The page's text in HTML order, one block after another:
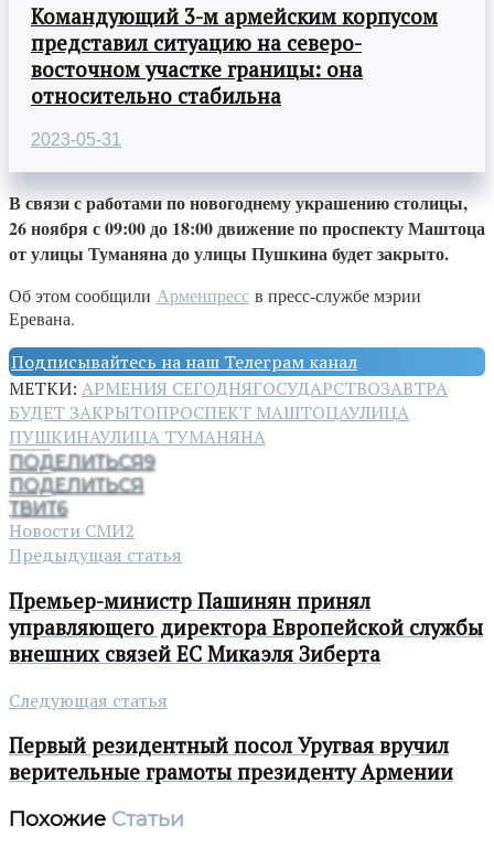
Командующий 3-м армейским корпусом
представил ситуацию на северо-
восточном участке границы: она
относительно стабильна
2023-05-31
В связи с работами по новогоднему украшению столицы,
26 ноября с 09:00 до 18:00 движение по проспекту Маштоца
от улицы Туманяна до улицы Пушкина будет закрыто.
Об этом сообщили Арменпресс в пресс-службе мэрии
Еревана.
Подписывайтесь на наш Телеграм канал
МЕТКИ: АРМЕНИЯ СЕГОДНЯГОСУДАРСТВОЗАВТРА
БУДЕТ ЗАКРЫТОПРОСПЕКТ МАШТОЦАУЛИЦА
ПУШКИНАУЛИЦА ТУМАНЯНА
ПОДЕЛИТЬСЯ9
ПОДЕЛИТЬСЯ
ТВИТ6
Новости СМИ2
Предыдущая статья
Премьер-министр Пашинян принял
управляющего директора Европейской службы
внешних связей ЕС Микаэля Зиберта
Следующая статья
Первый резидентный посол Уругвая вручил
верительные грамоты президенту Армении
Похожие Статьи